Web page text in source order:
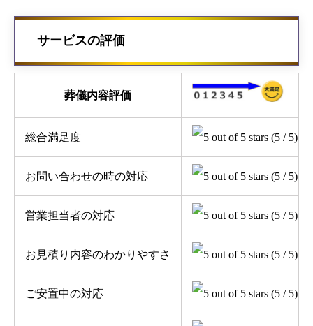
サービスの評価
葬儀内容評価
総合満足度 (5 / 5)
お問い合わせの時の対応 (5 / 5)
営業担当者の対応 (5 / 5)
お見積り内容のわかりやすさ (5 / 5)
ご安置中の対応 (5 / 5)